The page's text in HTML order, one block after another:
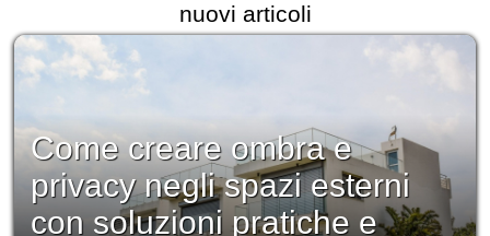
nuovi articoli
Come creare ombra e
privacy negli spazi esterni
con soluzioni pratiche e